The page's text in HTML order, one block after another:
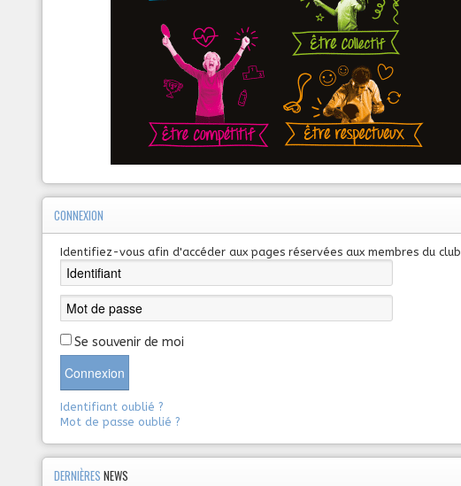
CONNEXION
Identifiez-vous afin d'accéder aux pages réservées aux membres du club
Se souvenir de moi
Connexion
Identifiant oublié ?
Mot de passe oublié ?
DERNIÈRESNEWS